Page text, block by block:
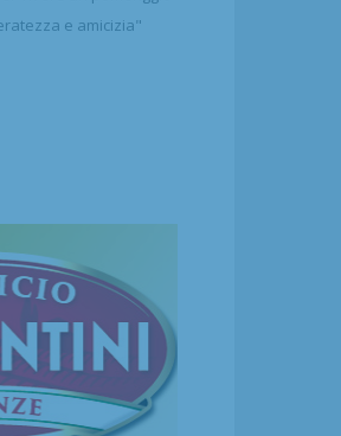
e amicizia"